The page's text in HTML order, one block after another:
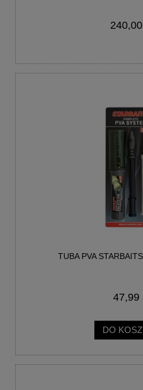
240,00
TUBA PVA
47,99
DO